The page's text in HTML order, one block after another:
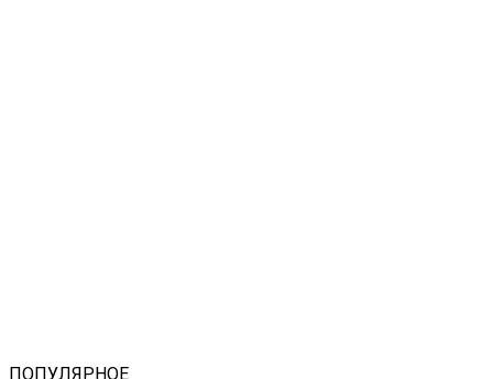
ПОПУЛЯРНОЕ